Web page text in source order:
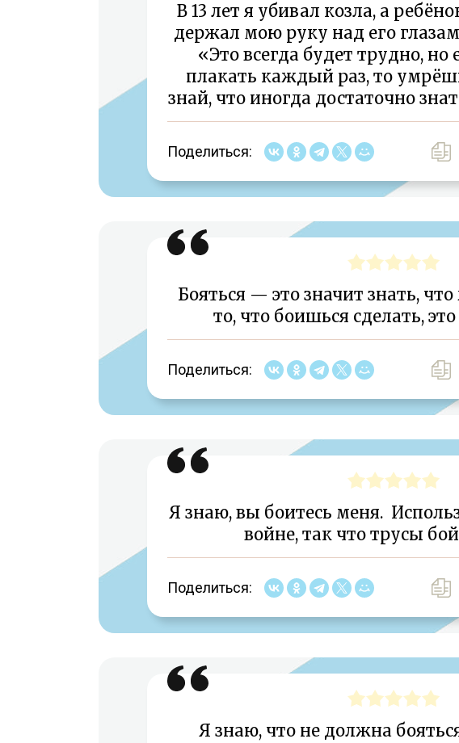
В 13 лет я убивал козла, а
держал мою руку над его
«Это всегда будет трудно,
плакать каждый раз, то
знай, что иногда достаточно
Поделиться:
Бояться — это значит знать,
то, что боишься сделать,
Поделиться:
Я знаю, вы боитесь меня.
войне, так что трусы
Поделиться:
Я знаю, что не должна